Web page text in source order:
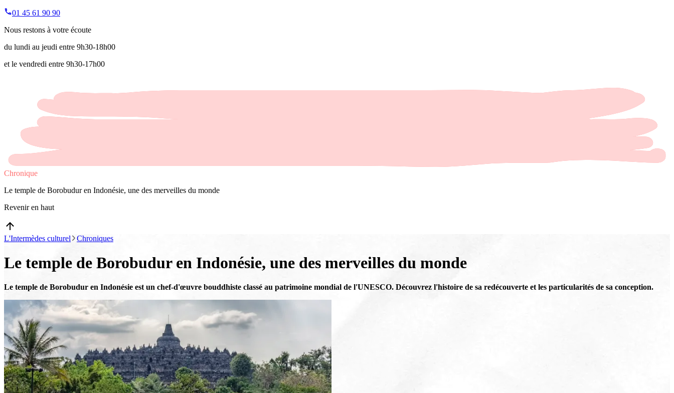
01 45 61 90 90
Nous restons à votre écoute
du lundi au jeudi entre 9h30-18h00
et le vendredi entre 9h30-17h00
Chronique
Le temple de Borobudur en Indonésie, une des merveilles du monde
Revenir en haut
L'Intermèdes culturel Chroniques
Le temple de Borobudur en Indonésie, une des merveilles du monde
Le temple de Borobudur en Indonésie est un chef-d'œuvre bouddhiste classé au patrimoine mondial de l'UNESCO. Découvrez l'histoire de sa redécouverte et les particularités de sa conception.